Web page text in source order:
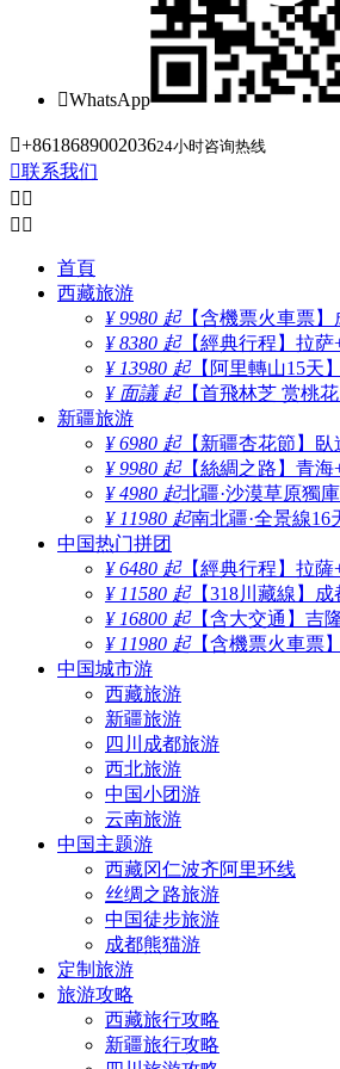
WhatsApp
+861868900203624小时咨询热线
联系我们
 
 
首頁
西藏旅游
¥ 9980 起【含機票火車票】
¥ 8380 起【經典行程】拉萨
¥ 13980 起【阿里轉山15天
¥ 面議 起【首飛林芝 赏桃
新疆旅游
¥ 6980 起【新疆杏花節】臥
¥ 9980 起【絲綢之路】青海
¥ 4980 起北疆·沙漠草原獨
¥ 11980 起南北疆·全景線16
中国热门拼团
¥ 6480 起【經典行程】拉薩
¥ 11580 起【318川藏線】
¥ 16800 起【含大交通】吉
¥ 11980 起【含機票火車票
中国城市游
西藏旅游
新疆旅游
四川成都旅游
西北旅游
中国小团游
云南旅游
中国主题游
西藏冈仁波齐阿里环线
丝绸之路旅游
中国徒步旅游
成都熊猫游
定制旅游
旅游攻略
西藏旅行攻略
新疆旅行攻略